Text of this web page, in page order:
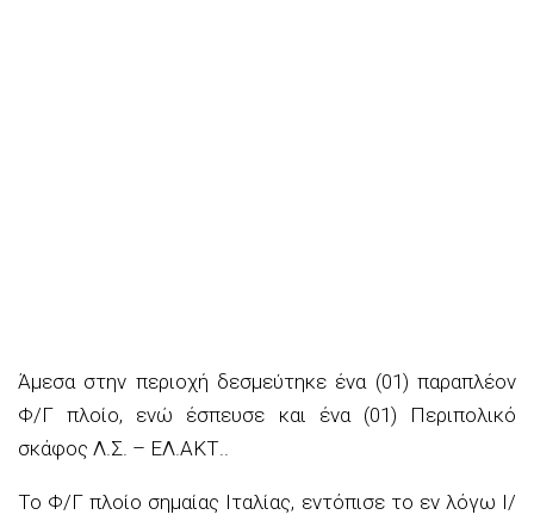
Άμεσα στην περιοχή δεσμεύτηκε ένα (01) παραπλέον
Φ/Γ πλοίο, ενώ έσπευσε και ένα (01) Περιπολικό
σκάφος Λ.Σ. – ΕΛ.ΑΚΤ..
Το Φ/Γ πλοίο σημαίας Ιταλίας, εντόπισε το εν λόγω Ι/